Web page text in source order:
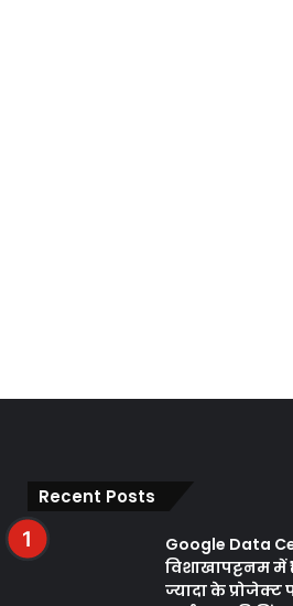
Recent Posts
Google Data
विशाखापट्टनम में
ज्यादा के प्रोजेक्ट